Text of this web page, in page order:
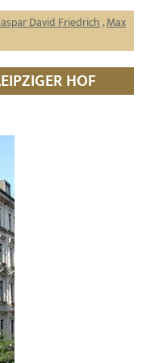
David Friedrich,Max
HOF